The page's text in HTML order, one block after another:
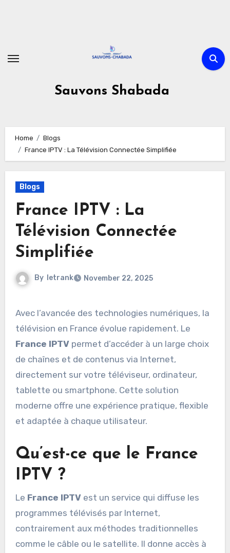
Sauvons Shabada
Home
Blogs
France IPTV : La Télévision Connectée Simplifiée
Blogs
France IPTV : La
Télévision Connectée
Simplifiée
By letrank November 22, 2025
Avec l’avancée des technologies numériques, la
télévision en France évolue rapidement. Le
France IPTVpermet d’accéder à un large choix
de chaînes et de contenus via Internet,
directement sur votre téléviseur, ordinateur,
tablette ou smartphone. Cette solution
moderne offre une expérience pratique, flexible
et adaptée à chaque utilisateur.
Qu’est-ce que le France
IPTV ?
Le France IPTVest un service qui diffuse les
programmes télévisés par Internet,
contrairement aux méthodes traditionnelles
comme le câble ou le satellite. Il donne accès à